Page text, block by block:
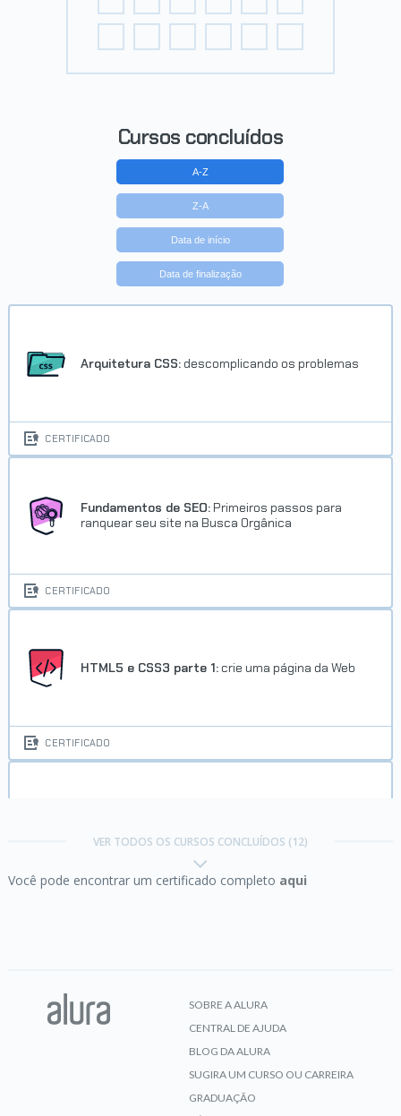
Cursos concluídos
A-Z
Z-A
Data de início
Data de finalização
Arquitetura CSS: descomplicando os problemas
CERTIFICADO
Fundamentos de SEO: Primeiros passos para
ranquear seu site na Busca Orgânica
CERTIFICADO
HTML5 e CSS3 parte 1: crie uma página da Web
CERTIFICADO
VER TODOS OS CURSOS CONCLUÍDOS (12)
Você pode encontrar um certificado completo aqui
SOBRE A ALURA
CENTRAL DE AJUDA
BLOG DA ALURA
SUGIRA UM CURSO OU CARREIRA
GRADUAÇÃO